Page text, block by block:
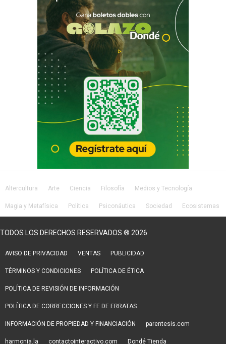
Altercultura Arte Ciencia Filosofía Medios y Tecnología
Magia y Metafísica Política Psiconáutica Sociedad Ecosistemas
TODOS LOS DERECHOS RESERVADOS ® 2026
AVISO DE PRIVACIDAD VENTAS PUBLICIDAD
TÉRMINOS Y CONDICIONES POLÍTICA DE ÉTICA
POLÍTICA DE REVISIÓN DE INFORMACIÓN
POLÍTICA DE CORRECCIONES Y FE DE ERRATAS
INFORMACIÓN DE PROPIEDAD Y FINANCIACIÓN parentesis.com
harmonia.la contactointeractivo.com Dondé Tienda